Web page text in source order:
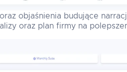
objaśnienia budujące
oraz plan firmy na